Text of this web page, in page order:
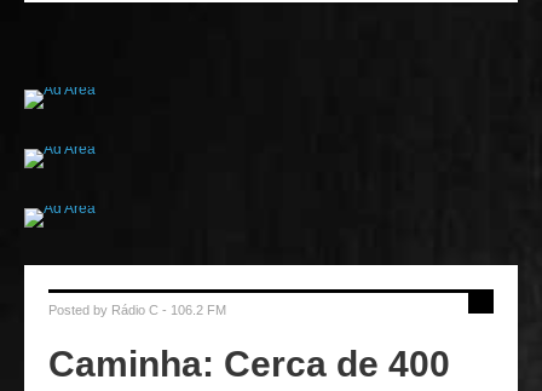
Posted by Rádio C - 106.2 FM
Caminha: Cerca de 400